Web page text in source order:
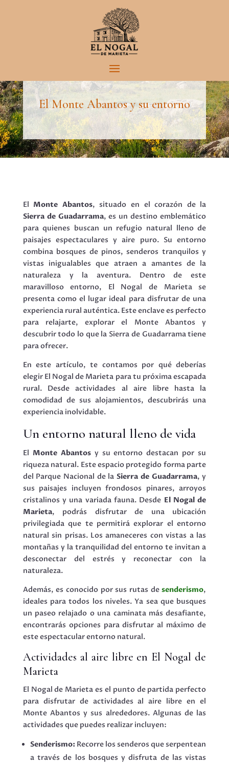
El Blog de El Nogal de Marieta
El Monte Abantos y su entorno
El Monte Abantos, situado en el corazón de la
Sierra de Guadarrama, es un destino emblemático
para quienes buscan un refugio natural lleno de
paisajes espectaculares y aire puro. Su entorno
combina bosques de pinos, senderos tranquilos y
vistas inigualables que atraen a amantes de la
naturaleza y la aventura. Dentro de este
maravilloso entorno, El Nogal de Marieta se
presenta como el lugar ideal para disfrutar de una
experiencia rural auténtica. Este enclave es perfecto
para relajarte, explorar el Monte Abantos y
descubrir todo lo que la Sierra de Guadarrama tiene
para ofrecer.
En este artículo, te contamos por qué deberías
elegir El Nogal de Marieta para tu próxima escapada
rural. Desde actividades al aire libre hasta la
comodidad de sus alojamientos, descubrirás una
experiencia inolvidable.
Un entorno natural lleno de vida
El Monte Abantosy su entorno destacan por su
riqueza natural. Este espacio protegido forma parte
del Parque Nacional de laSierra de Guadarrama, y
sus paisajes incluyen frondosos pinares, arroyos
cristalinos y una variada fauna. Desde El Nogal de
Marieta, podrás disfrutar de una ubicación
privilegiada que te permitirá explorar el entorno
natural sin prisas. Los amaneceres con vistas a las
montañas y la tranquilidad del entorno te invitan a
desconectar del estrés y reconectar con la
naturaleza.
Además, es conocido por sus rutas desenderismo,
ideales para todos los niveles. Ya sea que busques
un paseo relajado o una caminata más desafiante,
encontrarás opciones para disfrutar al máximo de
este espectacular entorno natural.
Actividades al aire libre en El Nogal de
Marieta
El Nogal de Marieta es el punto de partida perfecto
para disfrutar de actividades al aire libre en el
Monte Abantos y sus alrededores. Algunas de las
actividades que puedes realizar incluyen:
Senderismo: Recorre los senderos que serpentean
a través de los bosques y disfruta de las vistas